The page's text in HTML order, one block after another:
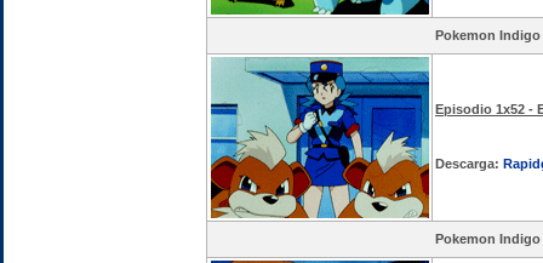
Pokemon Indigo
Episodio 1x52 -
Descarga:
Pokemon Indigo